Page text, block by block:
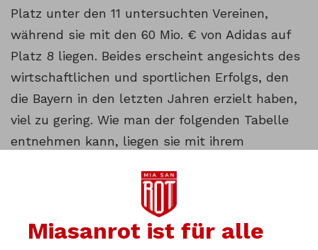
Platz unter den 11 untersuchten Vereinen,
während sie mit den 60 Mio. € von Adidas auf
Platz 8 liegen. Beides erscheint angesichts des
wirtschaftlichen und sportlichen Erfolgs, den
die Bayern in den letzten Jahren erzielt haben,
viel zu gering. Wie man der folgenden Tabelle
entnehmen kann, liegen sie mit ihrem
beispielsweise auf Platz 3, direkt hinter Real
Madrid und Barcelona, was darauf hindeutet,
dass wenn es nach ihrer sportlichen Leistung
Miasanrot ist für alle